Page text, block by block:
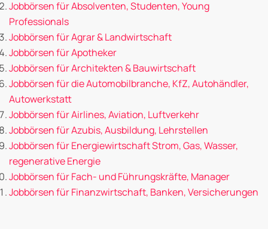
Jobbörsen für Absolventen, Studenten, Young
Professionals
Jobbörsen für Agrar & Landwirtschaft
Jobbörsen für Apotheker
Jobbörsen für Architekten & Bauwirtschaft
Jobbörsen für die Automobilbranche, KfZ, Autohändler,
Autowerkstatt
Jobbörsen für Airlines, Aviation, Luftverkehr
Jobbörsen für Azubis, Ausbildung, Lehrstellen
Jobbörsen für Energiewirtschaft Strom, Gas, Wasser,
regenerative Energie
Jobbörsen für Fach- und Führungskräfte, Manager
Jobbörsen für Finanzwirtschaft, Banken, Versicherungen